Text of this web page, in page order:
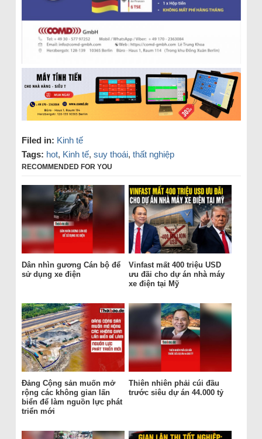
Filed in: Kinh tế
Tags: hot, Kinh tế, suy thoái, thất nghiệp
RECOMMENDED FOR YOU
Dân nhìn gương Cán bộ để
sử dụng xe điện
Vinfast mất 400 triệu USD
ưu đãi cho dự án nhà máy
xe điện tại Mỹ
Đảng Cộng sản muốn mở
rộng các không gian lấn
biển để làm nguồn lực phát
triển mới
Thiên nhiên phải cúi đầu
trước siêu dự án 44.000 tỷ